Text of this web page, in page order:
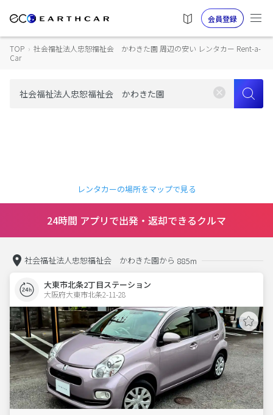
会員登録
TOP › 社会福祉法人忠恕福祉会 かわきた園 周辺の安い レンタカー Rent-a-
Car
レンタカーの場所をマップで見る
24時間 アプリで出発・返却できるクルマ
社会福祉法人忠恕福祉会 かわきた園から 885m
大東市北条2丁目ステーション
大阪府大東市北条2-11-28